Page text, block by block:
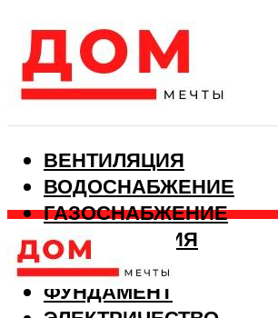
ВЕНТИЛЯЦИЯ
ВОДОСНАБЖЕНИЕ
ГАЗОСНАБЖЕНИЕ
КАНАЛИЗАЦИЯ
ОТОПЛЕНИЕ
ФУНДАМЕНТ